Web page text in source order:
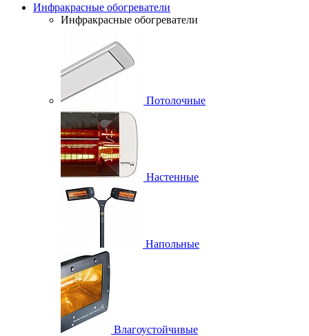
Инфракрасные обогреватели
Инфракрасные обогреватели
Потолочные
Настенные
Напольные
Влагоустойчивые